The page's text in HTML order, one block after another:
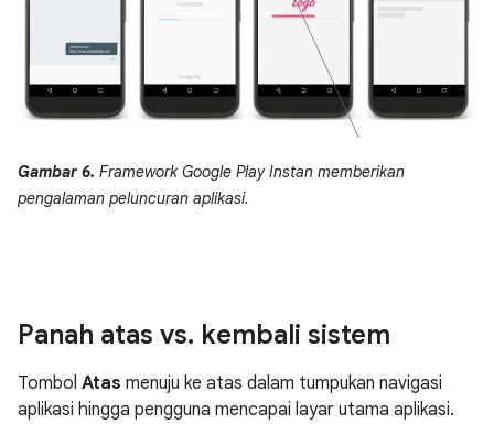
Gambar 6. Framework Google Play Instan memberikan
pengalaman peluncuran aplikasi.
Panah atas vs. kembali sistem
Tombol Atas menuju ke atas dalam tumpukan navigasi
aplikasi hingga pengguna mencapai layar utama aplikasi.